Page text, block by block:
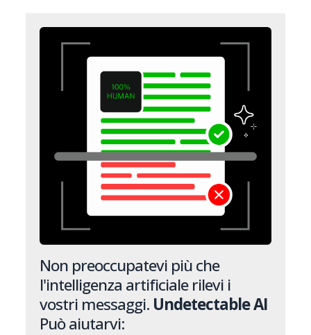
Non preoccupatevi più che
l'intelligenza artificiale rilevi i
vostri messaggi. Undetectable AI
Può aiutarvi: